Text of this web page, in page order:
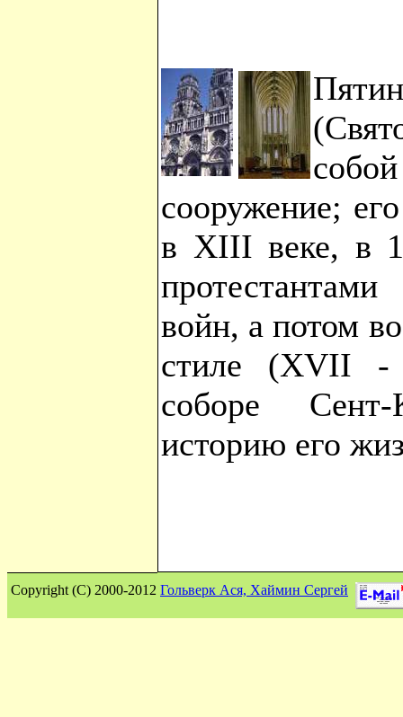
сооружение;
в XIII веке, в
войн, а потом
стиле (XVII
соборе
историю его
Сopyright (C) 2000-2012 Гольверк Ася, Хаймин Сергей